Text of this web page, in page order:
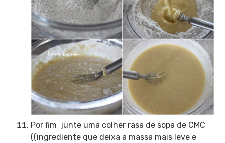
Por fim junte uma colher rasa de sopa de CMC
((ingrediente que deixa a massa mais leve e